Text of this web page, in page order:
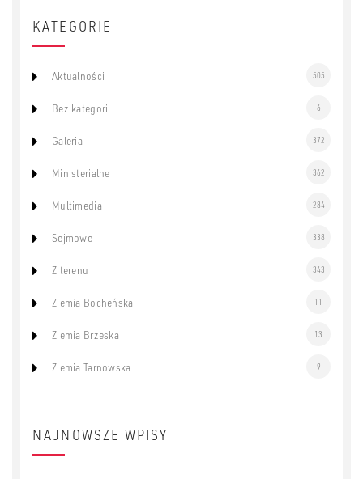
KATEGORIE
Aktualności 505
Bez kategorii 6
Galeria 372
Ministerialne 362
Multimedia 284
Sejmowe 338
Z terenu 343
Ziemia Bocheńska 11
Ziemia Brzeska 13
Ziemia Tarnowska 9
NAJNOWSZE WPISY